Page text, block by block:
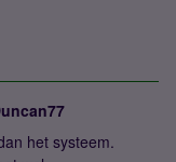
het systeem.